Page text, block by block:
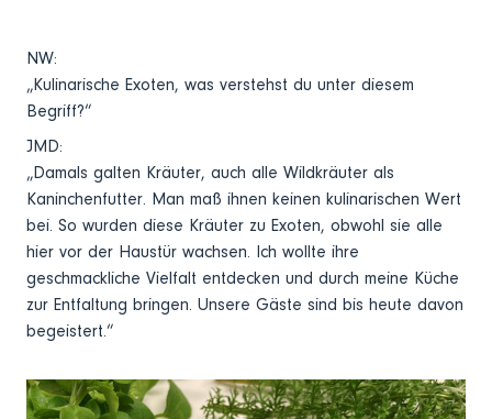
NW:
„Kulinarische Exoten, was verstehst du unter diesem
Begriff?“
JMD:
„Damals galten Kräuter, auch alle Wildkräuter als
Kaninchenfutter. Man maß ihnen keinen kulinarischen Wert
bei. So wurden diese Kräuter zu Exoten, obwohl sie alle
hier vor der Haustür wachsen. Ich wollte ihre
geschmackliche Vielfalt entdecken und durch meine Küche
zur Entfaltung bringen. Unsere Gäste sind bis heute davon
begeistert.“